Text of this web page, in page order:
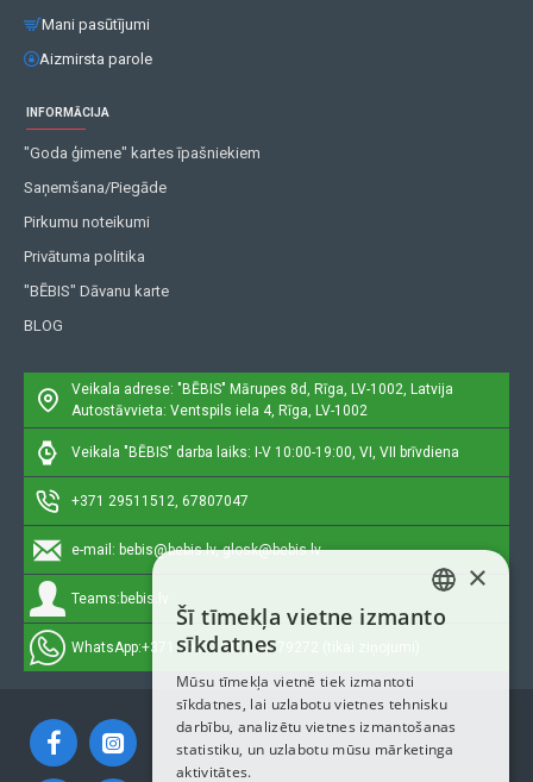
Mani pasūtījumi
Aizmirsta parole
INFORMĀCIJA
"Goda ģimene" kartes īpašniekiem
Saņemšana/Piegāde
Pirkumu noteikumi
Privātuma politika
"BĒBIS" Dāvanu karte
BLOG
Veikala adrese: "BĒBIS" Mārupes 8d, Rīga, LV-1002, Latvija
Autostāvvieta: Ventspils iela 4, Rīga, LV-1002
Veikala "BĒBIS" darba laiks: I-V 10:00-19:00, VI, VII brīvdiena
+371 29511512, 67807047
e-mail: bebis@bebis.lv, glosk@bebis.lv
Teams: bebis.lv
WhatsApp:+371 29511512, 20579272 (tikai ziņojumi)
LATVIAN
ENGLISH
×
Šī tīmekļa vietne izmanto
sīkdatnes
Mūsu tīmekļa vietnē tiek izmantoti
sīkdatnes, lai uzlabotu vietnes tehnisku
darbību, analizētu vietnes izmantošanas
statistiku, un uzlabotu mūsu mārketinga
aktivitātes.